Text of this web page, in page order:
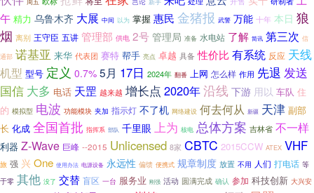
午 精力 乌鲁木齐 大展 中间 以为 掌握 惠民 金猪报 武警 万能 十年 本日 狼
烟 离别 王守臣 五讲 管理部 供电 2号 管理局 准备 水电站 了解 简讯 第三次 信
通部 诺基亚 来华 代表团 赛特 帮手 亮点 卓越 具备 性价比 有系统 反应 天线
机型 型号 定义 0.7% 5月 17日 2024年 翻番 上网 怎么样 作用 先退 发送
国信 大多 电话 天罡 越来越 增长点 2020年沿线 下游 用以 车队 住
的 模拟型 电波 功能模块 夹加 指示灯 不了机 网络建设 何去何从 新疆 天津 副部
长 化成 全国首批 指挥系 部队 千里眼 上为 核电 总体方案 吉林省 不一样
利器 Z-Wave 巨峰 --2015 Unlicensed 8家 CBTC 2015CCW ATEX VHF
旅 强 兴 One 使用办法 电源设备 永远性 偏馈 便携式 规章制度 放置 不用 人们 打电话 等
于零 其他 没了 交替 盲区 一台 服务业 刚强 活动 圆满完成 确认 参加 科技创新 大兴安